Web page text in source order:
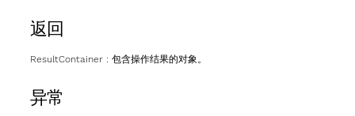
返回
ResultContainer: 包含操作结果的对象。
异常